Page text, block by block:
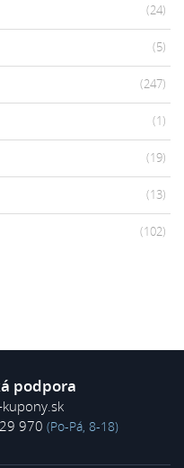
(24)
(5)
(247)
(1)
(19)
(13)
(102)
podpora
970 (Po-Pá, 8-18)